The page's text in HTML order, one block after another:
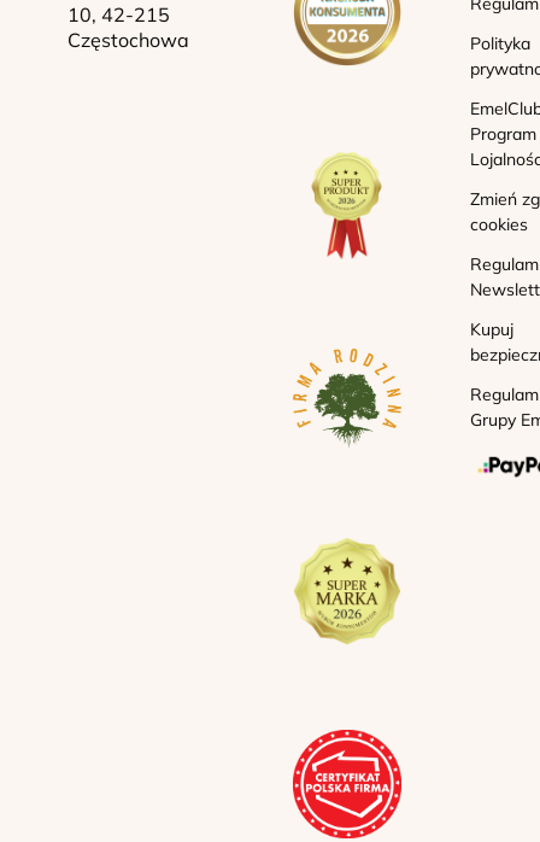
10, 42-215
Częstochowa
Polityka
Program
Zmień
cookies
Kupuj
Grupy